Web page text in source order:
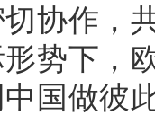
协作，
势下，
国做彼